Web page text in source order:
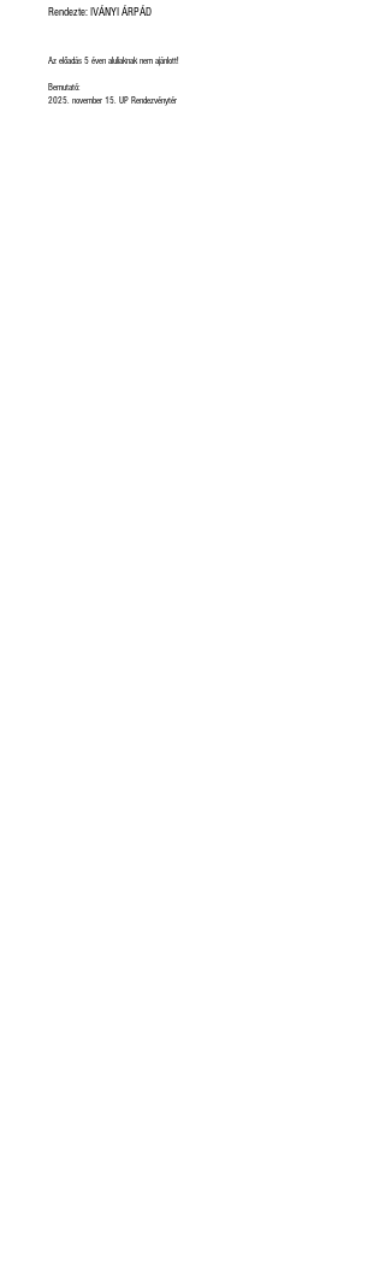
Rendezte: IVÁNYI ÁRPÁD
Az előadás 5 éven aluliaknak nem ajánlott!
Bemutató:
2025. november 15. UP Rendezvénytér